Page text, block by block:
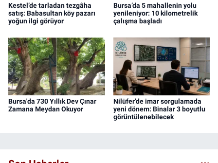
Kestel’de tarladan tezgâha
satış: Babasultan köy pazarı
yoğun ilgi görüyor
Bursa’da 5 mahallenin yolu
yenileniyor: 10 kilometrelik
çalışma başladı
Bursa'da 730 Yıllık Dev Çınar
Zamana Meydan Okuyor
Nilüfer’de imar sorgulamada
yeni dönem: Binalar 3 boyutlu
görüntülenebilecek